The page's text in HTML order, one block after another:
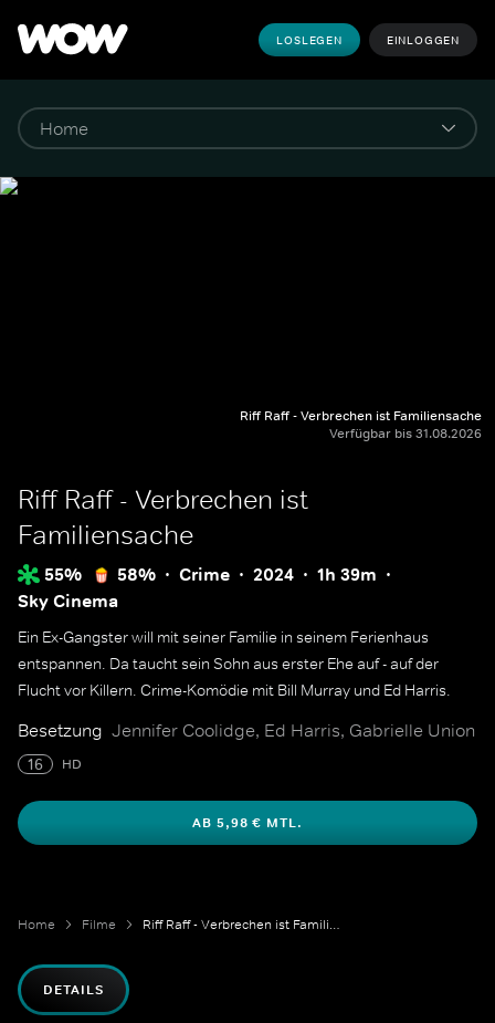
LOSLEGEN EINLOGGEN
Riff Raff - Verbrechen ist Familiensache
Verfügbar bis 31.08.2026
Riff Raff - Verbrechen ist
Familiensache
55% 58% Crime 2024
1h 39m
Sky Cinema
Ein Ex-Gangster will mit seiner Familie in seinem Ferienhaus
entspannen. Da taucht sein Sohn aus erster Ehe auf - auf der
Flucht vor Killern. Crime-Komödie mit Bill Murray und Ed Harris.
Besetzung Jennifer Coolidge, Ed Harris, Gabrielle Union
16 HD
AB 5,98 € MTL.
Home Filme Riff Raff - Verbrechen ist Familiensache
DETAILS